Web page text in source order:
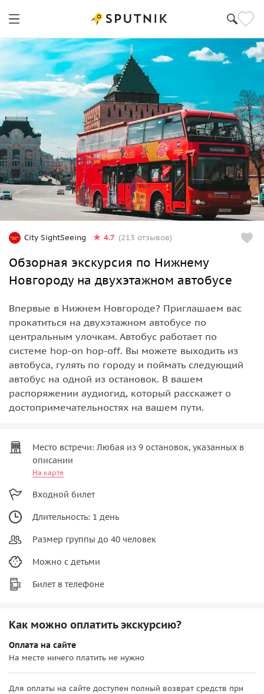
City SightSeeing 4.7 (213 отзывов)
Обзорная экскурсия по Нижнему
Новгороду на двухэтажном автобусе
Впервые в Нижнем Новгороде? Приглашаем вас
прокатиться на двухэтажном автобусе по
центральным улочкам. Автобус работает по
системе hop-on hop-off. Вы можете выходить из
автобуса, гулять по городу и поймать следующий
автобус на одной из остановок. В вашем
распоряжении аудиогид, который расскажет о
достопримечательностях на вашем пути.
Место встречи: Любая из 9 остановок, указанных в
описании
На карте
Входной билет
Длительность: 1 день
Размер группы до 40 человек
Можно с детьми
Билет в телефоне
Как можно оплатить экскурсию?
Оплата на сайте
На месте ничего платить не нужно
Для оплаты на сайте доступен полный возврат средств при